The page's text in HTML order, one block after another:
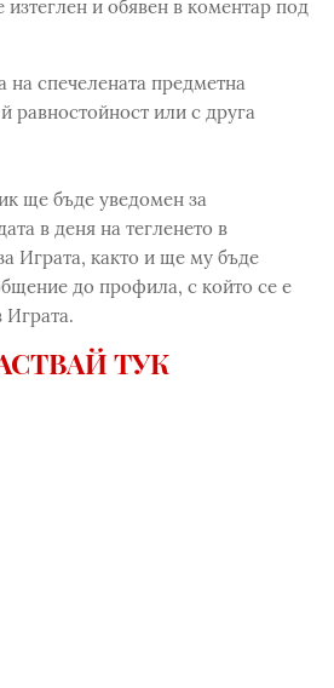
и обявен в коментар под
на спечелената предметна
равностойност или с друга
ще бъде уведомен за
в деня на тегленето в
Играта, както и ще му бъде
до профила, с който се е
Играта.
ТУК